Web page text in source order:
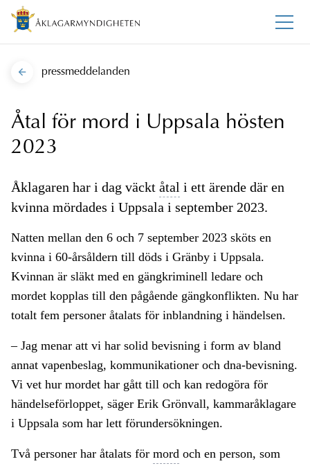
pressmeddelanden
Åtal för mord i Uppsala hösten
2023
Åklagaren har i dag väckt åtal i ett ärende där en
kvinna mördades i Uppsala i september 2023.
Natten mellan den 6 och 7 september 2023 sköts en
kvinna i 60-årsåldern till döds i Gränby i Uppsala.
Kvinnan är släkt med en gängkriminell ledare och
mordet kopplas till den pågående gängkonflikten. Nu har
totalt fem personer åtalats för inblandning i händelsen.
– Jag menar att vi har solid bevisning i form av bland
annat vapenbeslag, kommunikationer och dna-bevisning.
Vi vet hur mordet har gått till och kan redogöra för
händelseförloppet, säger Erik Grönvall, kammaråklagare
i Uppsala som har lett förundersökningen.
Två personer har åtalats för mord och en person, som